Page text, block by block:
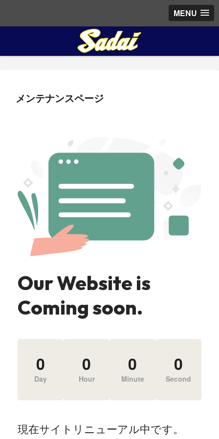
MENU
メンテナンスページ
Our Website is
Coming soon.
0
Day
0
Hour
0
Minute
0
Second
現在サイトリニューアル中です。